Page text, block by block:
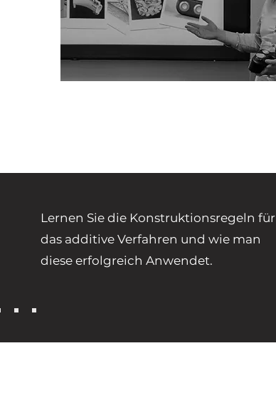
Lernen Sie die Konstruktionsregeln für
das additive Verfahren und wie man
diese erfolgreich Anwendet.